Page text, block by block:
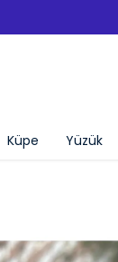
Küpe Yüzük